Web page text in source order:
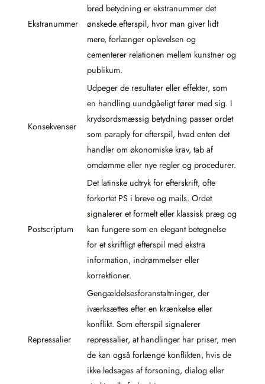
Ekstranummer
bred betydning er ekstranummer det
ønskede efterspil, hvor man giver lidt
mere, forlænger oplevelsen og
cementerer relationen mellem kunstner og
publikum.
Konsekvenser
Udpeger de resultater eller effekter, som
en handling uundgåeligt fører med sig. I
krydsordsmæssig betydning passer ordet
som paraply for efterspil, hvad enten det
handler om økonomiske krav, tab af
omdømme eller nye regler og procedurer.
Postscriptum
Det latinske udtryk for efterskrift, ofte
forkortet PS i breve og mails. Ordet
signalerer et formelt eller klassisk præg og
kan fungere som en elegant betegnelse
for et skriftligt efterspil med ekstra
information, indrømmelser eller
korrektioner.
Repressalier
Gengældelsesforanstaltninger, der
iværksættes efter en krænkelse eller
konflikt. Som efterspil signalerer
repressalier, at handlinger har priser, men
de kan også forlænge konflikten, hvis de
ikke ledsages af forsoning, dialog eller